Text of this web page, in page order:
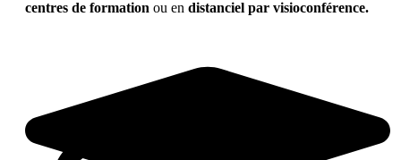
centres de formation ou en distanciel par visioconférence.